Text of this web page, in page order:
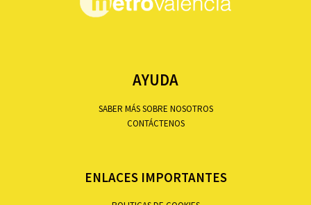
AYUDA
SABER MÁS SOBRE NOSOTROS
CONTÁCTENOS
ENLACES IMPORTANTES